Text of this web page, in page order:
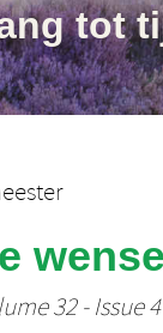
tot
32 - Issue